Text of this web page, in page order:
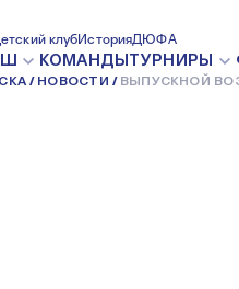
клубИсторияДЮФА
КОМАНДЫТУРНИРЫ
НОВОСТИ ВЫПУСКНОЙ